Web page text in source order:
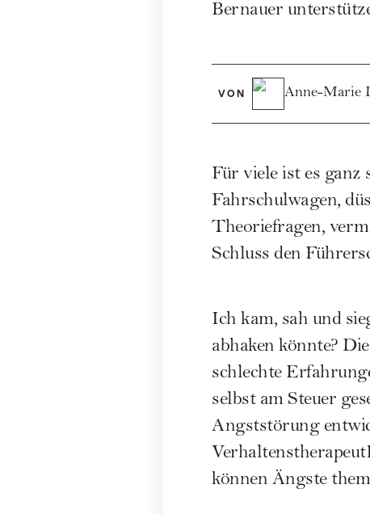
Bernauer
VON Anne-Marie
Für viele ist es
Fahrschulwagen,
Theoriefragen,
Schluss den
Ich kam, sah und
abhaken könnte?
schlechte
selbst am Steuer
Angststörung
können Ängste